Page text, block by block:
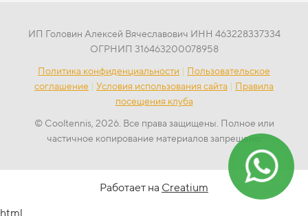
ИП Головин Алексей Вячеславович ИНН 463228337334
ОГРНИП 316463200078958
Политика конфиденциальности | Пользовательское
соглашение | Условия использования сайта | Правила
посещения клуба
© Сooltennis, 2026. Все права защищены. Полное или
частичное копирование материалов запрещено.
Работает на Creatium
html